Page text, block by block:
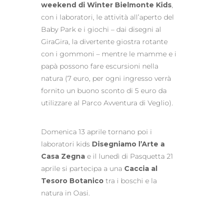
weekend di Winter Bielmonte Kids,
con i laboratori, le attività all’aperto del
Baby Park e i giochi – dai disegni al
GiraGira, la divertente giostra rotante
con i gommoni – mentre le mamme e i
papà possono fare escursioni nella
natura (7 euro, per ogni ingresso verrà
fornito un buono sconto di 5 euro da
utilizzare al Parco Avventura di Veglio).
Domenica 13 aprile tornano poi i
laboratori kids Disegniamo l’Arte a
Casa Zegna e il lunedì di Pasquetta 21
aprile si partecipa a una Caccia al
Tesoro Botanico tra i boschi e la
natura in Oasi.